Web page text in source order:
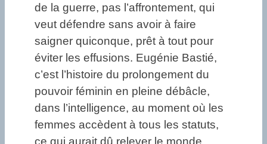
de la guerre, pas l’affrontement, qui
veut défendre sans avoir à faire
saigner quiconque, prêt à tout pour
éviter les effusions. Eugénie Bastié,
c’est l’histoire du prolongement du
pouvoir féminin en pleine débâcle,
dans l’intelligence, au moment où les
femmes accèdent à tous les statuts,
ce qui aurait dû relever le monde